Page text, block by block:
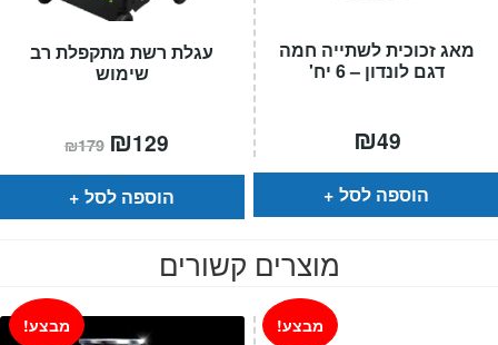
עגלת רשת מתקפלת רב
שימוש
₪179 המחיר
המקורי
היה:
₪179.
₪129
הוא:
הוספה לסל
מאג זכוכית לשתייה חמה
דגם לונדון – 6 יח'
₪49
הוספה לסל
מוצרים קשורים
מבצע! מבצע!